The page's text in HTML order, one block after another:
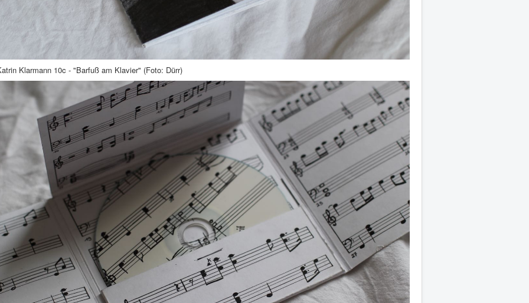
Klarmann 10c - "Barfuß am Klavier" (Foto: Dürr)